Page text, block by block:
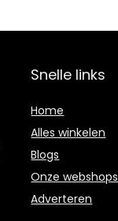
Snelle links
Home
Alles winkelen
Blogs
Onze webshops
Adverteren